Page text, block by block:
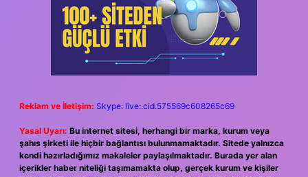
Reklam ve İletişim: Skype: live:.cid.575569c608265c69
Yasal Uyarı: Bu internet sitesi, herhangi bir marka, kurum veya
şahıs şirketi ile hiçbir bağlantısı bulunmamaktadır. Sitede yalnızca
kendi hazırladığımız makaleler paylaşılmaktadır. Burada yer alan
içerikler haber niteliği taşımamakta olup, gerçek kurum ve kişiler